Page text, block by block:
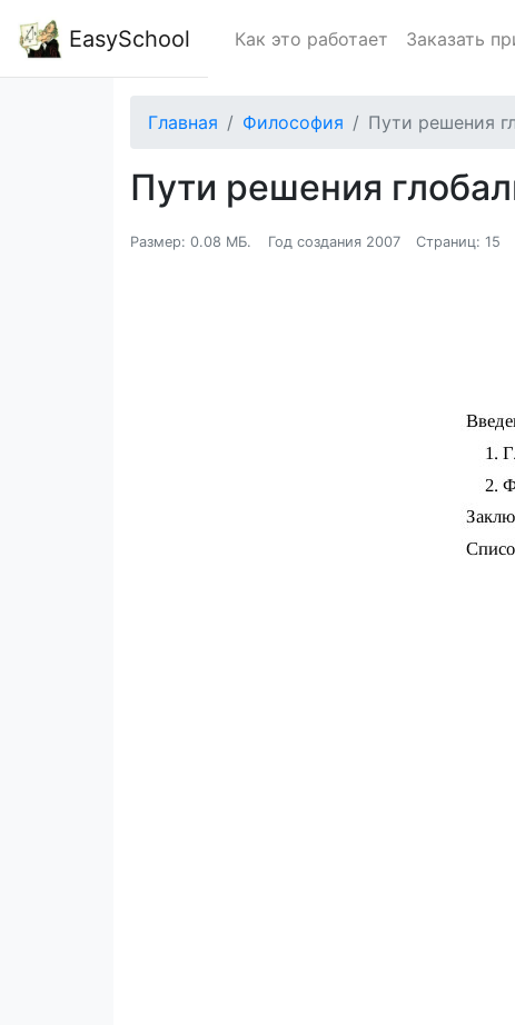
EasySchool Как это работает Заказать
Главная Философия Пути решения
Пути решения
Размер: 0.08 МБ. Год создания 2007 Страниц: 15